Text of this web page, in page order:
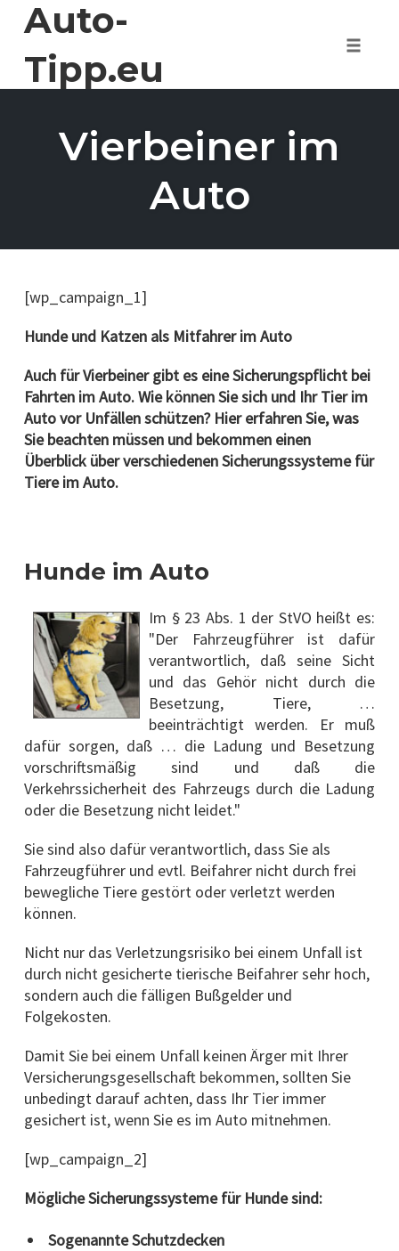
content
Auto-
Tipp.eu
Vierbeiner im
Auto
[wp_campaign_1]
Hunde und Katzen als Mitfahrer im Auto
Auch für Vierbeiner gibt es eine Sicherungspflicht bei
Fahrten im Auto. Wie können Sie sich und Ihr Tier im
Auto vor Unfällen schützen? Hier erfahren Sie, was
Sie beachten müssen und bekommen einen
Überblick über verschiedenen Sicherungssysteme für
Tiere im Auto.
Hunde im Auto
Im § 23 Abs. 1 der StVO heißt es:
"Der Fahrzeugführer ist dafür
verantwortlich, daß seine Sicht
und das Gehör nicht durch die
Besetzung, Tiere, …
beeinträchtigt werden. Er muß
dafür sorgen, daß … die Ladung und Besetzung
vorschriftsmäßig sind und daß die
Verkehrssicherheit des Fahrzeugs durch die Ladung
oder die Besetzung nicht leidet."
Sie sind also dafür verantwortlich, dass Sie als
Fahrzeugführer und evtl. Beifahrer nicht durch frei
bewegliche Tiere gestört oder verletzt werden
können.
Nicht nur das Verletzungsrisiko bei einem Unfall ist
durch nicht gesicherte tierische Beifahrer sehr hoch,
sondern auch die fälligen Bußgelder und
Folgekosten.
Damit Sie bei einem Unfall keinen Ärger mit Ihrer
Versicherungsgesellschaft bekommen, sollten Sie
unbedingt darauf achten, dass Ihr Tier immer
gesichert ist, wenn Sie es im Auto mitnehmen.
[wp_campaign_2]
Mögliche Sicherungssysteme für Hunde sind:
Sogenannte Schutzdecken